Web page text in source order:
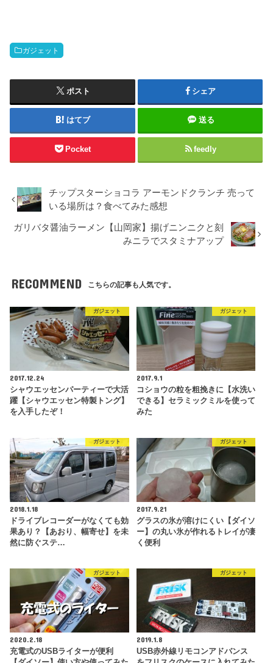
ガジェット
ポスト シェア
はてブ 送る
Pocket feedly
チップスターショコラ アーモンドクランチ 売って
いる場所は？食べてみた感想
ガリバタ醤油ラーメン【山岡家】揚げニンニクと刻
みニラでスタミナアップ
RECOMMEND こちらの記事も人気です。
ガジェット
2017.12.24
シャウエッセンパーティーで大活
躍【シャウエッセン特製トング】
を入手したぞ！
ガジェット
2017.9.1
コショウの粒を粗挽きに【水洗い
できる】セラミックミルを使って
みた
ガジェット
2018.1.18
ドライブレコーダーがなくても効
果あり？【あおり、幅寄せ】を未
然に防ぐステ…
ガジェット
2017.9.21
グラスの氷が溶けにくい【ダイソ
ー】の丸い氷が作れるトレイが凄
く便利
ガジェット
2020.2.18
充電式のUSBライターが便利
ガジェット
2019.1.8
USB赤外線リモコンアドバンス